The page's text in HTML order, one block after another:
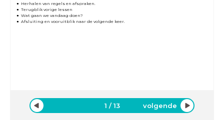
Herhalen van regels en afspraken.
Terugblik vorige lessen
Wat gaan we vandaag doen?
Afsluiting en vooruitblik naar de volgende keer.
1 /13 volgende